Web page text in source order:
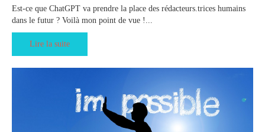
Est-ce que ChatGPT va prendre la place des rédacteurs.trices humains
dans le futur ? Voilà mon point de vue !...
Lire la suite